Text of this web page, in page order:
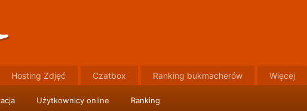
Użytkownicy online Ranking
Hosting Zdjęć Czatbox Ranking bukmacherów Więcej